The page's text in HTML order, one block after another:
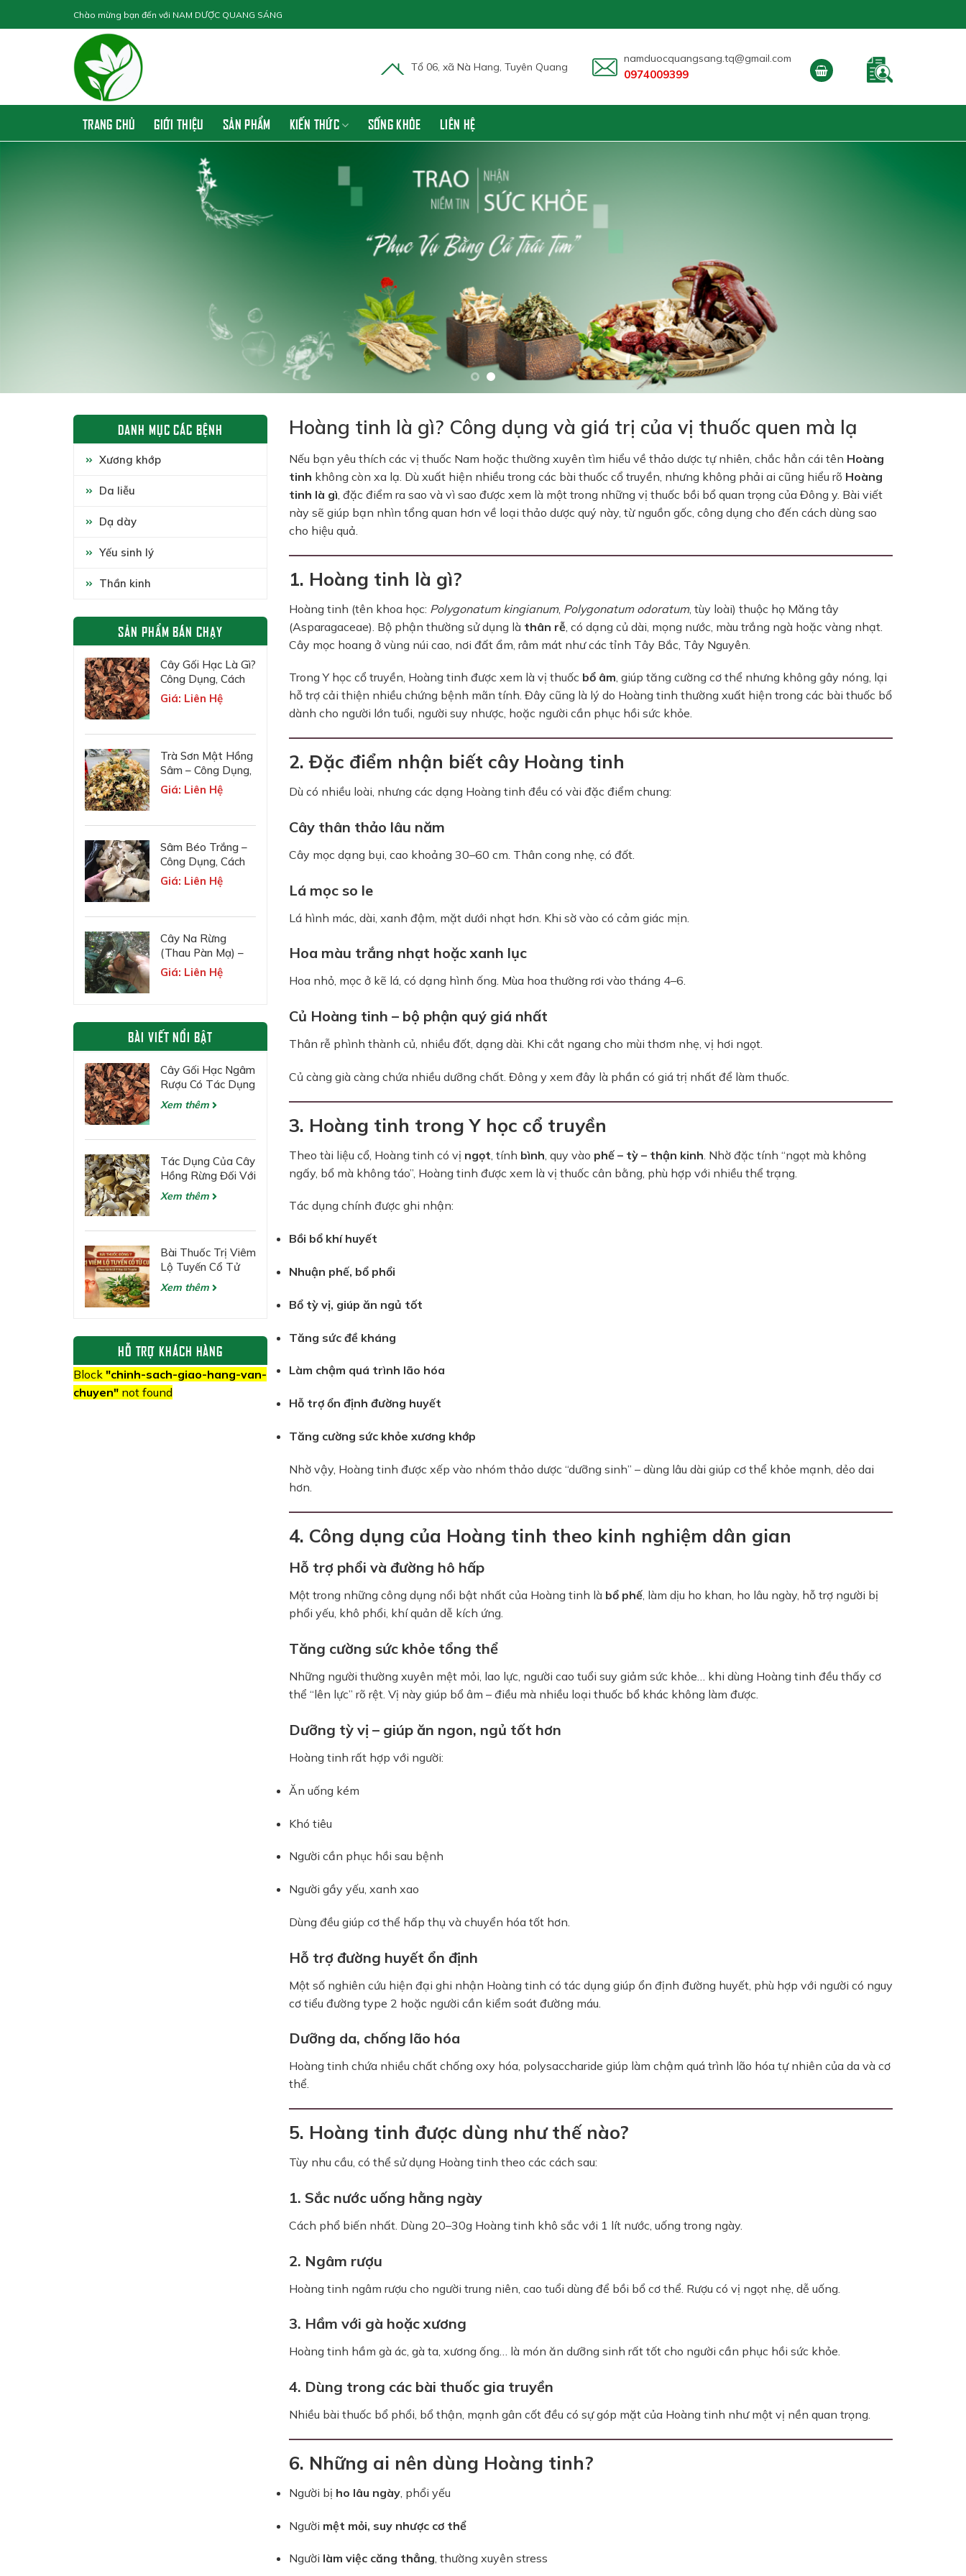
to
Chào mừng bạn đến với NAM DƯỢC QUANG SÁNG
Tổ 06, xã Nà Hang, Tuyên Quang
namduocquangsang.tq@gmail.com
0974009399
TRANG CHỦ GIỚI THIỆU SẢN PHẨM KIẾN THỨC SỐNG KHỎE LIÊN HỆ
Hoàng tinh là gì? Công dụng và giá trị của vị thuốc quen mà lạ
Nếu bạn yêu thích các vị thuốc Nam hoặc thường xuyên tìm hiểu về thảo dược tự nhiên, chắc hẳn cái tên Hoàng
tinh không còn xa lạ. Dù xuất hiện nhiều trong các bài thuốc cổ truyền, nhưng không phải ai cũng hiểu rõ Hoàng
tinh là gì , đặc điểm ra sao và vì sao được xem là một trong những vị thuốc bồi bổ quan trọng của Đông y. Bài viết
này sẽ giúp bạn nhìn tổng quan hơn về loại thảo dược quý này, từ nguồn gốc, công dụng cho đến cách dùng sao
cho hiệu quả.
1. Hoàng tinh là gì?
Hoàng tinh (tên khoa học: Polygonatum kingianum, Polygonatum odoratum, tùy loài) thuộc họ Măng tây
(Asparagaceae). Bộ phận thường sử dụng là thân rễ , có dạng củ dài, mọng nước, màu trắng ngà hoặc vàng nhạt.
Cây mọc hoang ở vùng núi cao, nơi đất ẩm, râm mát như các tỉnh Tây Bắc, Tây Nguyên.
Trong Y học cổ truyền, Hoàng tinh được xem là vị thuốc bổ âm, giúp tăng cường cơ thể nhưng không gây nóng, lại
hỗ trợ cải thiện nhiều chứng bệnh mãn tính. Đây cũng là lý do Hoàng tinh thường xuất hiện trong các bài thuốc bổ
dành cho người lớn tuổi, người suy nhược, hoặc người cần phục hồi sức khỏe.
2. Đặc điểm nhận biết cây Hoàng tinh
Dù có nhiều loài, nhưng các dạng Hoàng tinh đều có vài đặc điểm chung:
Cây thân thảo lâu năm
Cây mọc dạng bụi, cao khoảng 30–60 cm. Thân cong nhẹ, có đốt.
Lá mọc so le
Lá hình mác, dài, xanh đậm, mặt dưới nhạt hơn. Khi sờ vào có cảm giác mịn.
Hoa màu trắng nhạt hoặc xanh lục
Hoa nhỏ, mọc ở kẽ lá, có dạng hình ống. Mùa hoa thường rơi vào tháng 4–6.
Củ Hoàng tinh – bộ phận quý giá nhất
Thân rễ phình thành củ, nhiều đốt, dạng dài. Khi cắt ngang cho mùi thơm nhẹ, vị hơi ngọt.
Củ càng già càng chứa nhiều dưỡng chất. Đông y xem đây là phần có giá trị nhất để làm thuốc.
3. Hoàng tinh trong Y học cổ truyền
Theo tài liệu cổ, Hoàng tinh có vị ngọt , tính bình , quy vào phế – tỳ – thận kinh . Nhờ đặc tính “ngọt mà không
ngấy, bổ mà không táo”, Hoàng tinh được xem là vị thuốc cân bằng, phù hợp với nhiều thể trạng.
Tác dụng chính được ghi nhận:
Bồi bổ khí huyết
Nhuận phế, bổ phổi
Bổ tỳ vị, giúp ăn ngủ tốt
Tăng sức đề kháng
Làm chậm quá trình lão hóa
Hỗ trợ ổn định đường huyết
Tăng cường sức khỏe xương khớp
Nhờ vậy, Hoàng tinh được xếp vào nhóm thảo dược “dưỡng sinh” – dùng lâu dài giúp cơ thể khỏe mạnh, dẻo dai
hơn.
4. Công dụng của Hoàng tinh theo kinh nghiệm dân gian
Hỗ trợ phổi và đường hô hấp
Một trong những công dụng nổi bật nhất của Hoàng tinh là bổ phế, làm dịu ho khan, ho lâu ngày, hỗ trợ người bị
phổi yếu, khô phổi, khí quản dễ kích ứng.
Tăng cường sức khỏe tổng thể
Những người thường xuyên mệt mỏi, lao lực, người cao tuổi suy giảm sức khỏe… khi dùng Hoàng tinh đều thấy cơ
thể “lên lực” rõ rệt. Vị này giúp bổ âm – điều mà nhiều loại thuốc bổ khác không làm được.
Dưỡng tỳ vị – giúp ăn ngon, ngủ tốt hơn
Hoàng tinh rất hợp với người:
Ăn uống kém
Khó tiêu
Người cần phục hồi sau bệnh
Người gầy yếu, xanh xao
Dùng đều giúp cơ thể hấp thụ và chuyển hóa tốt hơn.
Hỗ trợ đường huyết ổn định
Một số nghiên cứu hiện đại ghi nhận Hoàng tinh có tác dụng giúp ổn định đường huyết, phù hợp với người có nguy
cơ tiểu đường type 2 hoặc người cần kiểm soát đường máu.
Dưỡng da, chống lão hóa
Hoàng tinh chứa nhiều chất chống oxy hóa, polysaccharide giúp làm chậm quá trình lão hóa tự nhiên của da và cơ
thể.
5. Hoàng tinh được dùng như thế nào?
Tùy nhu cầu, có thể sử dụng Hoàng tinh theo các cách sau:
1. Sắc nước uống hằng ngày
Cách phổ biến nhất. Dùng 20–30g Hoàng tinh khô sắc với 1 lít nước, uống trong ngày.
2. Ngâm rượu
Hoàng tinh ngâm rượu cho người trung niên, cao tuổi dùng để bồi bổ cơ thể. Rượu có vị ngọt nhẹ, dễ uống.
3. Hầm với gà hoặc xương
Hoàng tinh hầm gà ác, gà ta, xương ống… là món ăn dưỡng sinh rất tốt cho người cần phục hồi sức khỏe.
4. Dùng trong các bài thuốc gia truyền
Nhiều bài thuốc bổ phổi, bổ thận, mạnh gân cốt đều có sự góp mặt của Hoàng tinh như một vị nền quan trọng.
6. Những ai nên dùng Hoàng tinh?
Người bị ho lâu ngày , phổi yếu
Người mệt mỏi, suy nhược cơ thể
Người làm việc căng thẳng, thường xuyên stress
DANH MỤC CÁC BỆNH
Xương khớp
Da liễu
Dạ dày
Yếu sinh lý
Thần kinh
SẢN PHẨM BÁN CHẠY
Cây Gối Hạc Là Gì?
Công Dụng, Cách
Dùng, Liều Lượng
Giá: Liên Hệ
Trà Sơn Mật Hồng
Sâm – Công Dụng,
Giá Bán & Cách
Giá: Liên Hệ
Sâm Béo Trắng –
Công Dụng, Cách
Dùng & Lưu Ý Khi
Giá: Liên Hệ
Cây Na Rừng
(Thau Pàn Mạ) –
Thảo Dược Quý
Của Núi Rừng
Giá: Liên Hệ
BÀI VIẾT NỔI BẬT
Cây Gối Hạc Ngâm
Rượu Có Tác Dụng
Gì?
Xem thêm
Tác Dụng Của Cây
Hồng Rừng Đối Với
Các Bệnh Về Gan
Xem thêm
Bài Thuốc Trị Viêm
Lộ Tuyến Cổ Tử
Cung Theo Đông Y
Xem thêm
HỖ TRỢ KHÁCH HÀNG
Block "chinh-sach-giao-hang-van-
chuyen" not found